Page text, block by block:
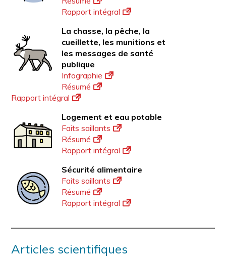
Rapport intégral
La chasse, la pêche, la
cueillette, les munitions et
les messages de santé
publique
Infographie
Résumé
Rapport intégral
Logement et eau potable
Faits saillants
Résumé
Rapport intégral
Sécurité alimentaire
Faits saillants
Résumé
Rapport intégral
Articles scientifiques